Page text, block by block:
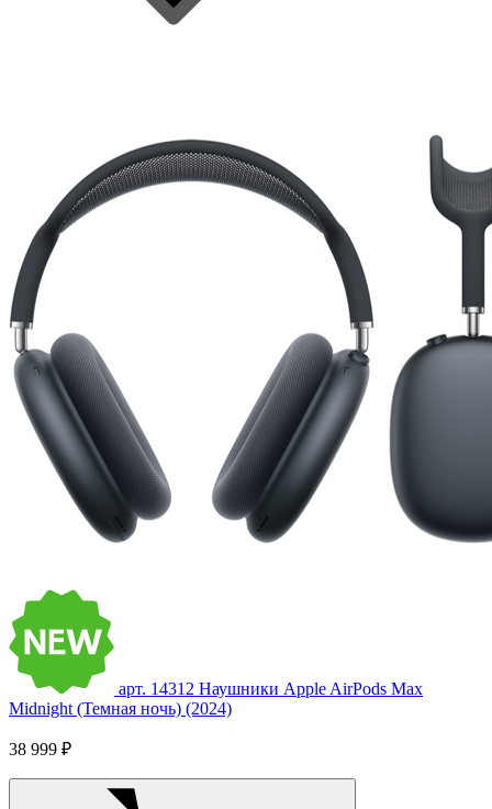
арт. 14312 Наушники Apple AirPods Max
Midnight (Темная ночь) (2024)
38 999 ₽